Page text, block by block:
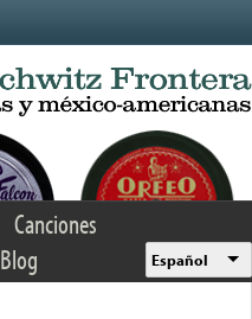
Canciones
Blog Español